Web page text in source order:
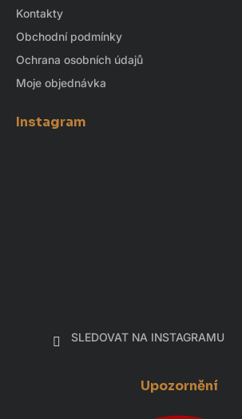
Kontakty
Obchodní podmínky
Ochrana osobních údajů
Moje objednávka
Instagram
SLEDOVAT NA INSTAGRAMU
Upozornění